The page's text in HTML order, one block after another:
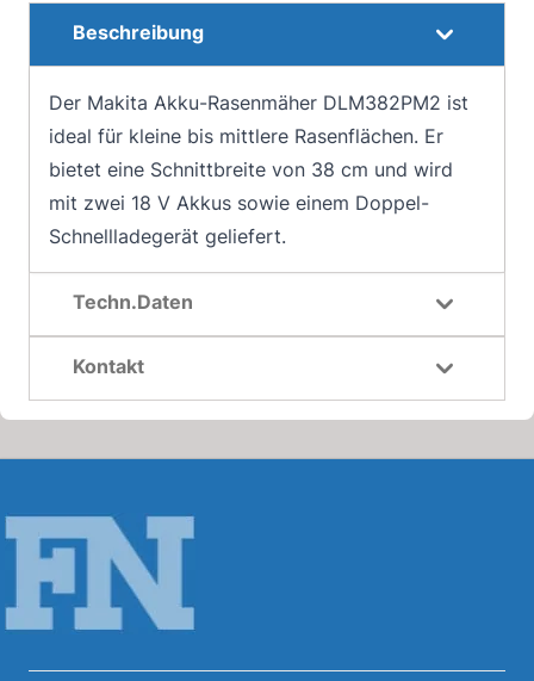
Beschreibung
Der Makita Akku-Rasenmäher DLM382PM2 ist
ideal für kleine bis mittlere Rasenflächen. Er
bietet eine Schnittbreite von 38 cm und wird
mit zwei 18 V Akkus sowie einem Doppel-
Schnellladegerät geliefert.
Techn.Daten
Kontakt